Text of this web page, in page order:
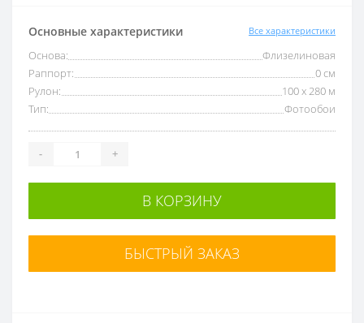
Основные характеристики Все характеристики
Основа:
Флизелиновая
Раппорт:
0 см
Рулон:
100 x 280 м
Тип:
Фотообои
- +
В КОРЗИНУ
БЫСТРЫЙ ЗАКАЗ